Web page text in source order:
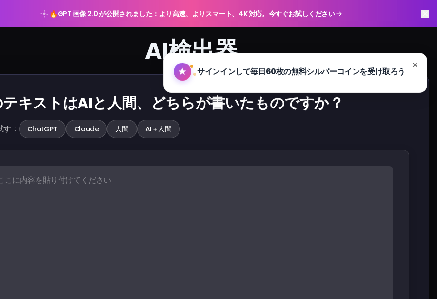
🔥GPT 画像 2.0 が公開されました：より高速、よりスマート、4K 対応。今すぐお試しください
AI検出器
キストはAIと人間、どちらが書いたものですか？
： ChatGPT Claude 人間 AI＋人間